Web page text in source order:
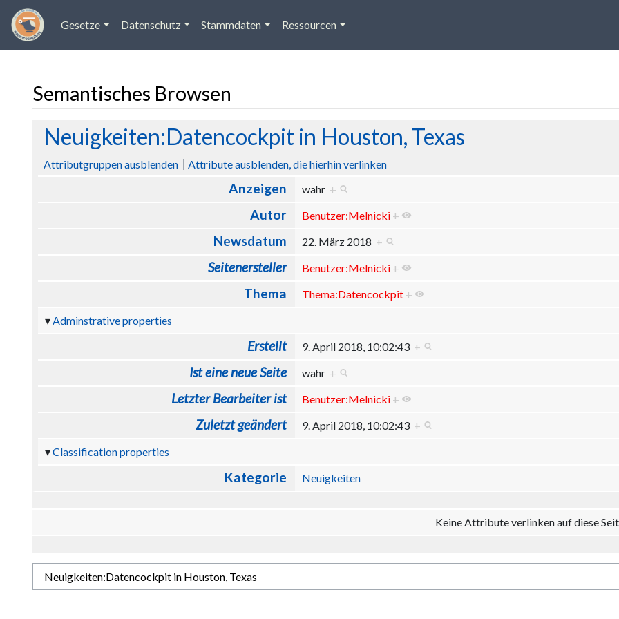
Gesetze Datenschutz Stammdaten Ressourcen
Semantisches Browsen
Wechseln zu: Navigation Suche
Neuigkeiten:Datencockpit in Houston, Texas
Attributgruppen ausblenden Attribute ausblenden, die hierhin verlinken
Anzeigen wahr +
Autor Benutzer:Melnicki +
Newsdatum 22. März 2018 +
Seitenersteller Benutzer:Melnicki +
Thema Thema:Datencockpit +
Adminstrative properties
Erstellt 9. April 2018, 10:02:43 +
Ist eine neue Seite wahr +
Letzter Bearbeiter ist Benutzer:Melnicki +
Zuletzt geändert 9. April 2018, 10:02:43 +
Classification properties
Kategorie Neuigkeiten
Keine Attribute verlinken auf diese